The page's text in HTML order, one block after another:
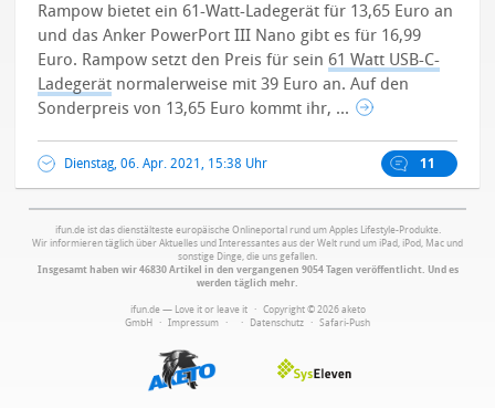
Rampow bietet ein 61-Watt-Ladegerät für 13,65 Euro an
und das Anker PowerPort III Nano gibt es für 16,99
Euro. Rampow setzt den Preis für sein61 Watt USB-C-
Ladegerät normalerweise mit 39 Euro an. Auf den
Sonderpreis von 13,65 Euro kommt ihr, ...
Dienstag, 06. Apr. 2021, 15:38 Uhr 11
ifun.de ist das dienstälteste europäische Onlineportal rund um Apples Lifestyle-Produkte.
Wir informieren täglich über Aktuelles und Interessantes aus der Welt rund um iPad, iPod, Mac und
sonstige Dinge, die uns gefallen.
Insgesamt haben wir 46830 Artikel in den vergangenen 9054 Tagen veröffentlicht. Und es
werden täglich mehr.
ifun.de — Love it or leave it · Copyright © 2026 aketo
GmbH · Impressum · · Datenschutz · Safari-Push